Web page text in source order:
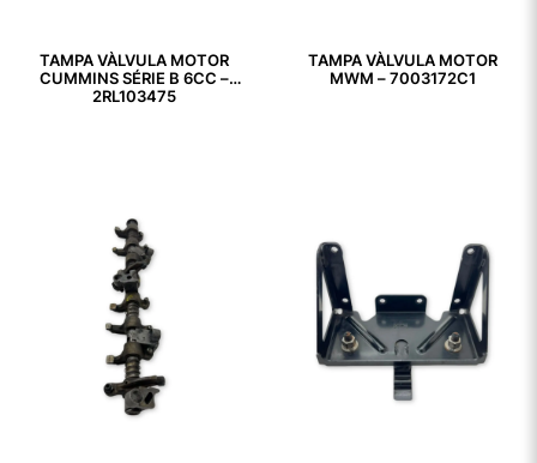
TAMPA VÀLVULA MOTOR
CUMMINS SÉRIE B 6CC –
2RL103475
TAMPA VÀLVULA MOTOR
MWM – 7003172C1